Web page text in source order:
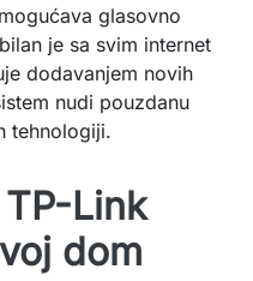
glasovno
je sa svim internet
dodavanjem novih
nudi pouzdanu
tehnologiji.
Link
dom